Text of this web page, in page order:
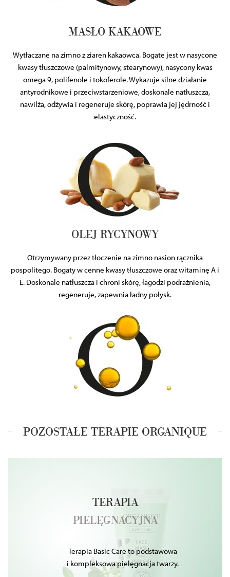
MASŁO KAKAOWE
Wytłaczane na zimno z ziaren kakaowca. Bogate jest w nasycone
kwasy tłuszczowe (palmitynowy, stearynowy), nasycony kwas
omega 9, polifenole i tokoferole. Wykazuje silne działanie
antyrodnikowe i przeciwstarzeniowe, doskonale natłuszcza,
nawilża, odżywia i regeneruje skórę, poprawia jej jędrność i
elastyczność.
OLEJ RYCYNOWY
Otrzymywany przez tłoczenie na zimno nasion rącznika
pospolitego. Bogaty w cenne kwasy tłuszczowe oraz witaminę A i
E. Doskonale natłuszcza i chroni skórę, łagodzi podrażnienia,
regeneruje, zapewnia ładny połysk.
POZOSTAŁE TERAPIE ORGANIQUE
TERAPIA
PIELĘGNACYJNA
Terapia Basic Care to podstawowa
i kompleksowa pielęgnacja twarzy.